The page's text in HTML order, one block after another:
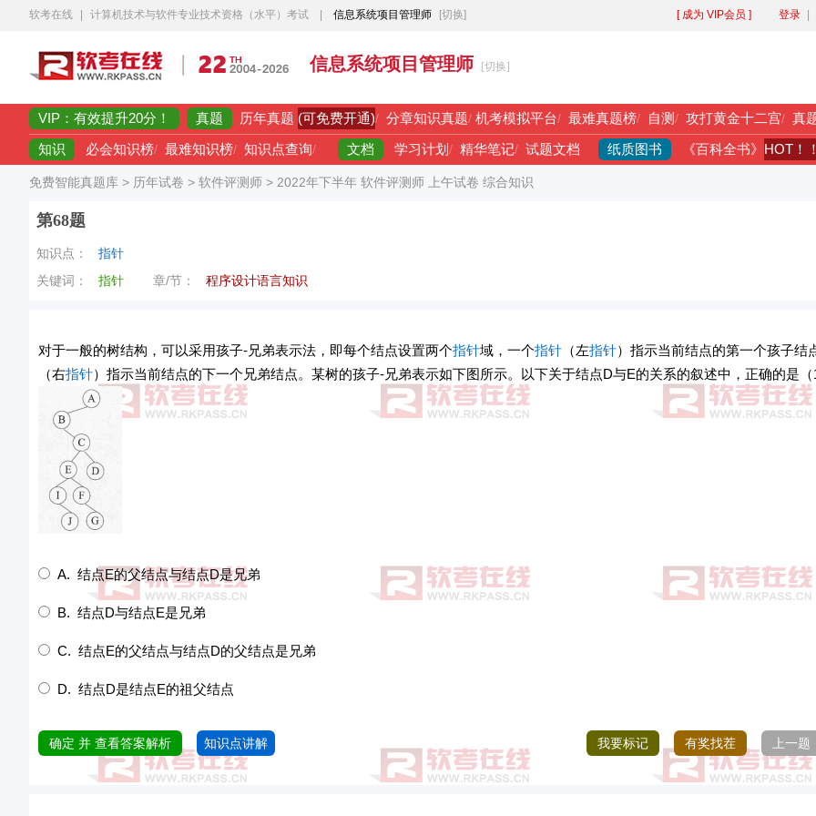
软考在线 计算机技术与软件专业技术资格（水平）考试 信息系统项目管理师 [切换] [ 成为 VIP会员 ] 登录
信息系统项目管理师 [切换]
VIP：有效提升20分！ 真题 历年真题 (可免费开通)/ 分章知识真题/ 机考模拟平台/ 最难真题榜/ 自测/ 攻打黄金十二宫/ 真
知识 必会知识榜/ 最难知识榜/ 知识点查询/ 文档 学习计划/ 精华笔记/ 试题文档 纸质图书 《百科全书》 HOT！
免费智能真题库 > 历年试卷 > 软件评测师 > 2022年下半年 软件评测师 上午试卷 综合知识
第68题
知识点：
指针
关键词：
指针 章/节： 程序设计语言知识
对于一般的树结构，可以采用孩子-兄弟表示法，即每个结点设置两个指针域，一个指针 （左指针）指示当前结点的第一个孩子结
（右指针）指示当前结点的下一个兄弟结点。某树的孩子-兄弟表示如下图所示。以下关于结点D与E的关系的叙述中，正确的是
A. 结点E的父结点与结点D是兄弟
B. 结点D与结点E是兄弟
C. 结点E的父结点与结点D的父结点是兄弟
D. 结点D是结点E的祖父结点
确定 并 查看答案解析 知识点讲解 我要标记 有奖找茬 上一题